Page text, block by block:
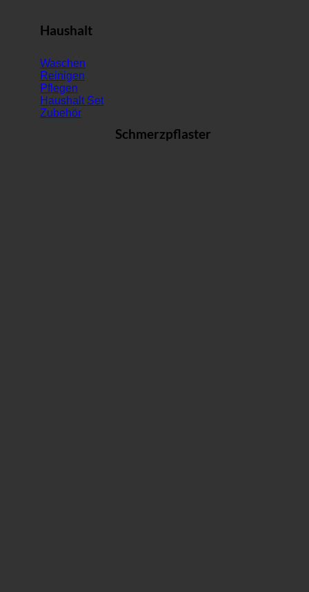
Haushalt
Waschen
Reinigen
Pflegen
Haushalt Set
Zubehör
Schmerzpflaster